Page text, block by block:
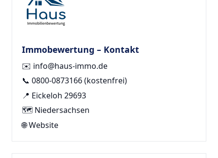
Immobewertung – Kontakt
✉️ info@haus-immo.de
📞 0800-0873166(kostenfrei)
📍 Eickeloh 29693
🗺️ Niedersachsen
🌐Website